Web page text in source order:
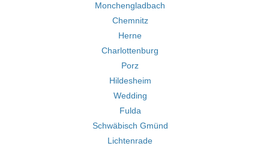
Monchengladbach
Chemnitz
Herne
Charlottenburg
Porz
Hildesheim
Wedding
Fulda
Schwäbisch Gmünd
Lichtenrade